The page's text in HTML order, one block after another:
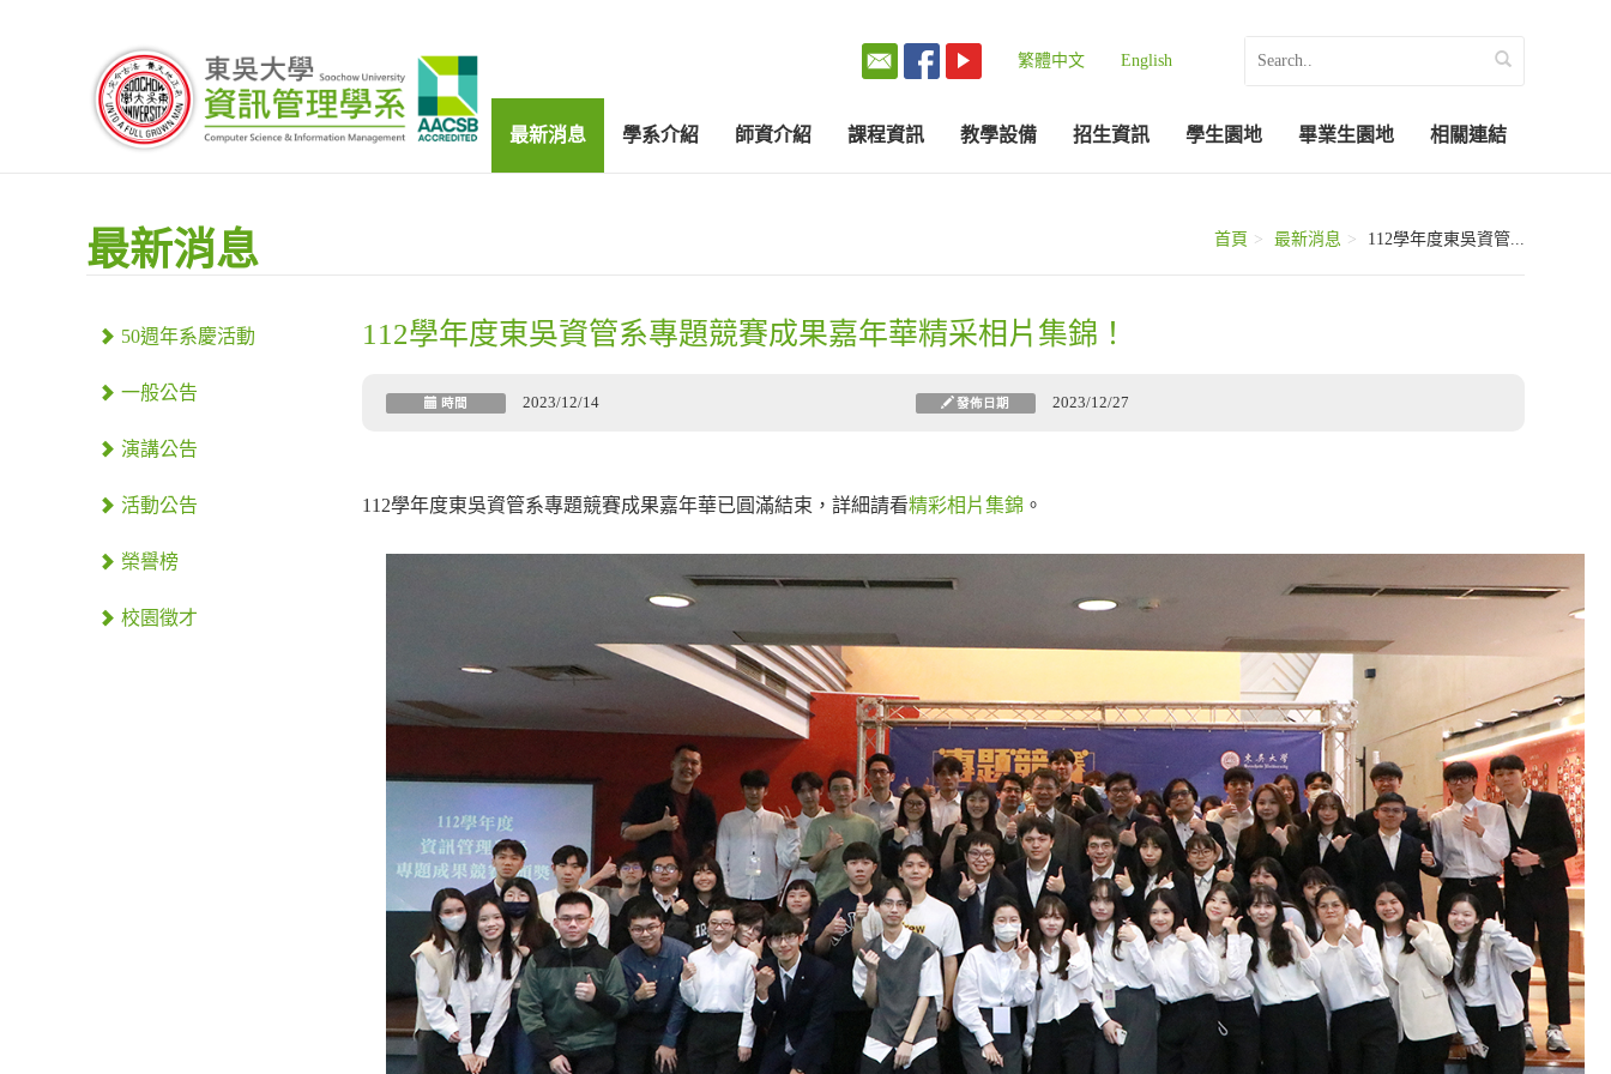
繁體中文 English
最新消息 學系介紹 師資介紹 課程資訊 教學設備 招生資訊 學生園地 畢業生園地 相關連結
最新消息 首頁 最新消息 112學年度東吳資管...
50週年系慶活動
一般公告
演講公告
活動公告
榮譽榜
校園徵才
112學年度東吳資管系專題競賽成果嘉年華精采相片集錦！
時間 2023/12/14 發佈日期 2023/12/27
112學年度東吳資管系專題競賽成果嘉年華已圓滿結束，詳細請看精彩相片集錦 。